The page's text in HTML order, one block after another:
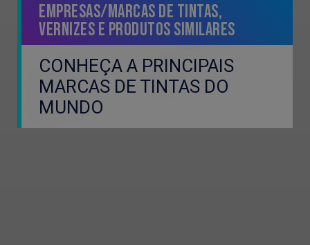
Empresas/Marcas de Tintas,
Vernizes e Produtos Similares
CONHEÇA A PRINCIPAIS
MARCAS DE TINTAS DO
MUNDO